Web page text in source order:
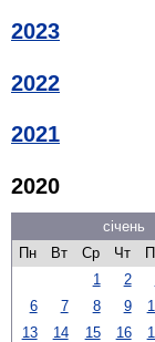
2023
2022
2021
2020
січень
Пн
Вт Ср Чт
1
2
6
7 8 9
13
14 15 16